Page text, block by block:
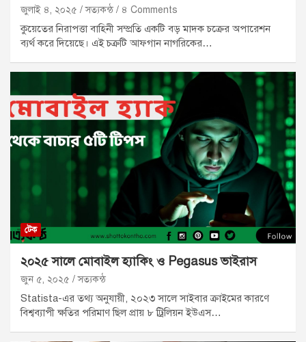
জুলাই ৪, ২০২৫ সত্যকন্ঠ ৪ Comments
কুয়েতের নিরাপত্তা বাহিনী সম্প্রতি একটি বড় মাদক চক্রের অপারেশন
ব্যর্থ করে দিয়েছে। এই চক্রটি আফগান নাগরিকের…
টেক
২০২৫ সালে মোবাইল হ্যাকিং ও Pegasus ভাইরাস
জুন ৫, ২০২৫ সত্যকন্ঠ
Statista-এর তথ্য অনুযায়ী, ২০২৩ সালে সাইবার ক্রাইমের কারণে
বিশ্বব্যাপী ক্ষতির পরিমাণ ছিল প্রায় ৮ ট্রিলিয়ন ইউএস…